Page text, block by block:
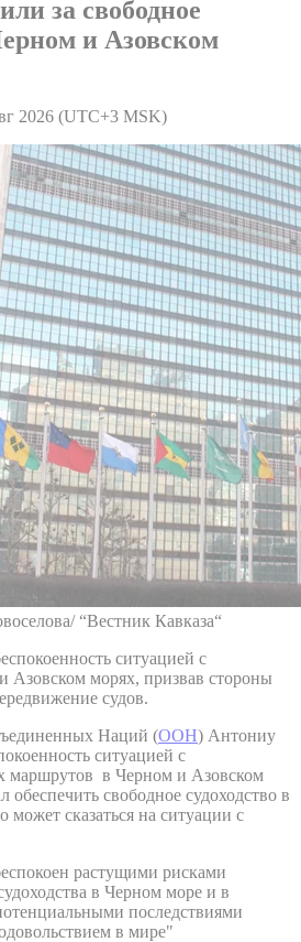
за свободное
и Азовском
2026 (UTC+3 MSK)
“Вестник Кавказа“
ситуацией с
Азовском морях, призвав стороны
судов.
Наций (ООН) Антониу
ситуацией с
маршрутов в Черном и Азовском
обеспечить свободное судоходство в
может сказаться на ситуации с
растущими рисками
в Черном море и в
последствиями
в мире"